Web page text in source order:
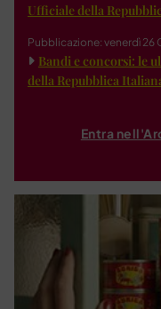
Ufficiale della
Pubblicazione: venerdì 26
Bandi e concorsi: le
della Repubblica
Entra